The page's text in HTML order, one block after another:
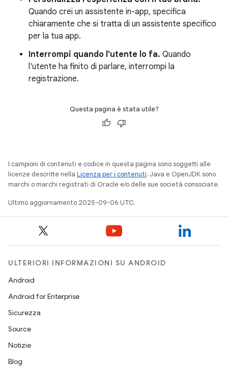
Quando crei un assistente in-app, specifica
chiaramente che si tratta di un assistente specifico
per la tua app.
Interrompi quando l'utente lo fa. Quando
l'utente ha finito di parlare, interrompi la
registrazione.
Questa pagina è stata utile?
I campioni di contenuti e codice in questa pagina sono soggetti alle
licenze descritte nella Licenza per i contenuti. Java e OpenJDK sono
marchi o marchi registrati di Oracle e/o delle sue società consociate.
Ultimo aggiornamento 2025-09-06 UTC.
ULTERIORI INFORMAZIONI SU ANDROID
Android
Android for Enterprise
Sicurezza
Source
Notizie
Blog